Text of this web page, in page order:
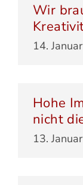
Wir
14.
Hohe
nicht
13.